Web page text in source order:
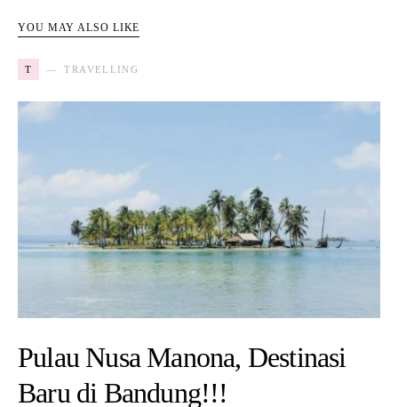
YOU MAY ALSO LIKE
T TRAVELLING
Pulau Nusa Manona, Destinasi
Baru di Bandung!!!